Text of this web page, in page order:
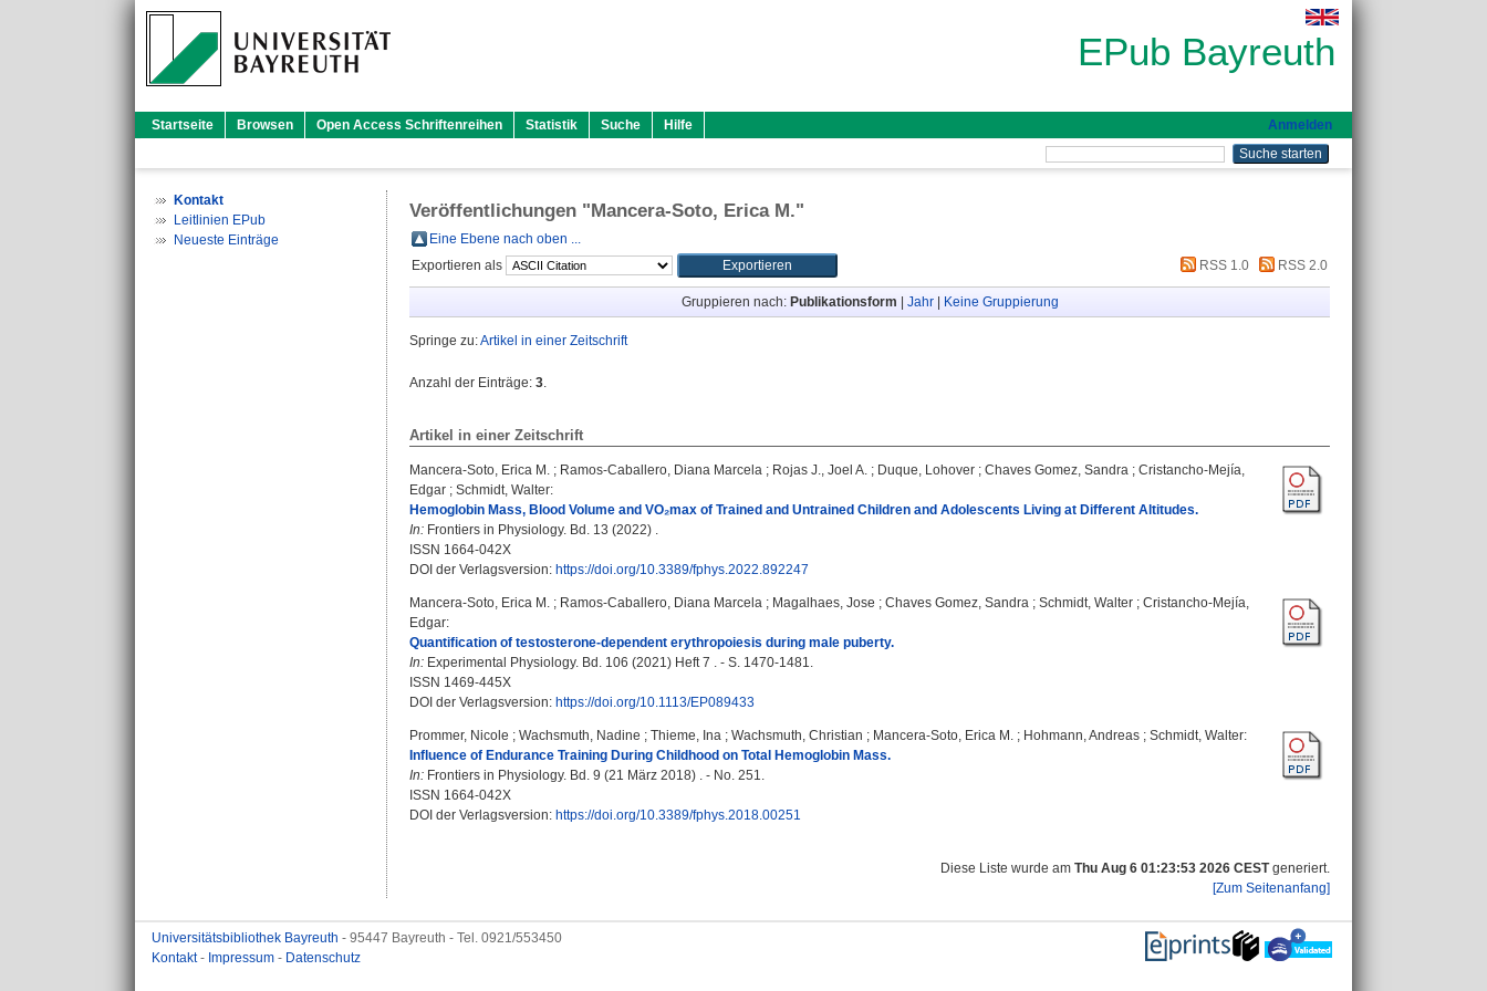
EPub Bayreuth
Startseite Browsen Open Access Schriftenreihen Statistik Suche Hilfe Anmelden
Kontakt
Leitlinien EPub
Neueste Einträge
Veröffentlichungen "Mancera-Soto, Erica M."
Eine Ebene nach oben ...
Exportieren als
RSS 1.0 RSS 2.0
Gruppieren nach: Publikationsform Jahr| Keine Gruppierung
Springe zu:Artikel in einer Zeitschrift
Anzahl der Einträge: 3.
Artikel in einer Zeitschrift
Mancera-Soto, Erica M. ; Ramos-Caballero, Diana Marcela ; Rojas J., Joel A. ; Duque, Lohover ; Chaves Gomez, Sandra ; Cristancho-Mejía,
Edgar ; Schmidt, Walter:
Hemoglobin Mass, Blood Volume and VO₂max of Trained and Untrained Children and Adolescents Living at Different Altitudes.
In: Frontiers in Physiology. Bd. 13 (2022) .
ISSN 1664-042X
DOI der Verlagsversion: https://doi.org/10.3389/fphys.2022.892247
Mancera-Soto, Erica M. ; Ramos-Caballero, Diana Marcela ; Magalhaes, Jose ; Chaves Gomez, Sandra ; Schmidt, Walter ; Cristancho-Mejía,
Edgar:
Quantification of testosterone-dependent erythropoiesis during male puberty.
In: Experimental Physiology. Bd. 106 (2021) Heft 7 . - S. 1470-1481.
ISSN 1469-445X
DOI der Verlagsversion: https://doi.org/10.1113/EP089433
Prommer, Nicole ; Wachsmuth, Nadine ; Thieme, Ina ; Wachsmuth, Christian ; Mancera-Soto, Erica M. ; Hohmann, Andreas ; Schmidt, Walter:
Influence of Endurance Training During Childhood on Total Hemoglobin Mass.
In: Frontiers in Physiology. Bd. 9 (21 März 2018) . - No. 251.
ISSN 1664-042X
DOI der Verlagsversion: https://doi.org/10.3389/fphys.2018.00251
Diese Liste wurde am Thu Aug 6 01:23:53 2026 CESTgeneriert.
[Zum Seitenanfang]
Universitätsbibliothek Bayreuth - 95447 Bayreuth - Tel. 0921/553450
Kontakt- Impressum - Datenschutz